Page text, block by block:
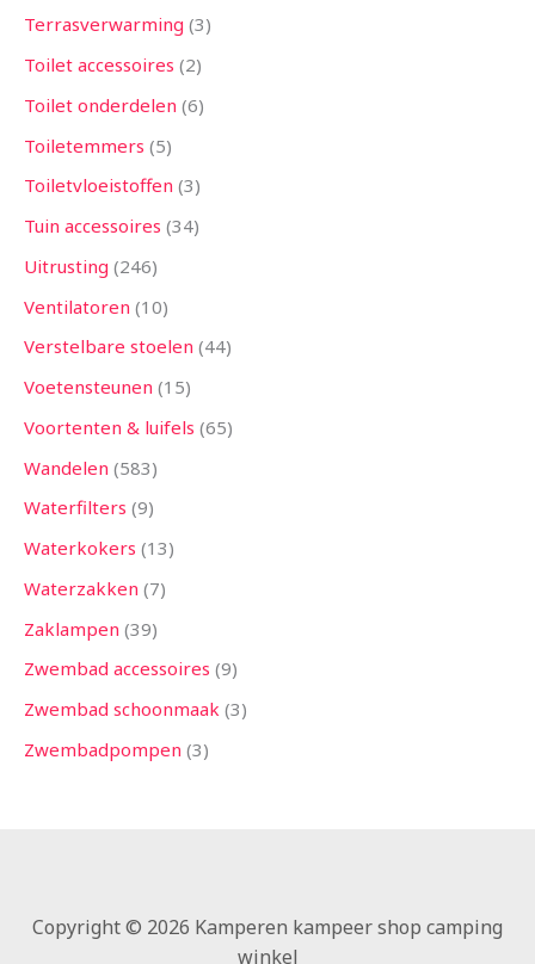
Terrasverwarming 3
Toilet accessoires 2
Toilet onderdelen 6
Toiletemmers 5
Toiletvloeistoffen 3
Tuin accessoires 34
Uitrusting 246
Ventilatoren 10
Verstelbare stoelen 44
Voetensteunen 15
Voortenten & luifels 65
Wandelen 583
Waterfilters 9
Waterkokers 13
Waterzakken 7
Zaklampen 39
Zwembad accessoires 9
Zwembad schoonmaak 3
Zwembadpompen 3
Copyright © 2026 Kamperen kampeer shop camping
winkel